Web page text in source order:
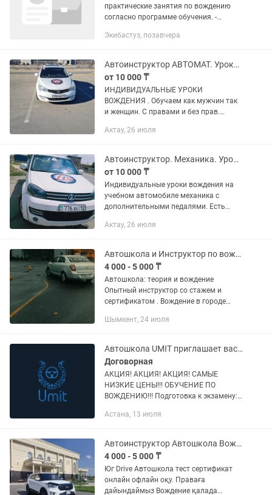
практические занятия по вождению
согласно программе обучения. -
дорожного движения и безопасное
действия...
Экибастуз, позавчера
Автоинструктор АВТОМАТ. Уроки вождения
от 10 000 ₸
ИНДИВИДУАЛЬНЫЕ УРОКИ
ВОЖДЕНИЯ . Обучаем как мужчин так
и женщин. С правами и без прав.
экзамена в АвтоЦоне. Обучение всем
Актау, 26 июля
Автоинструктор. Механика. Уроки вождения
от 10 000 ₸
Индивидуальные уроки вождения на
учебном автомобиле механика с
дополнительными педалями. Есть
автомате Профессиональные
15 лет....
Актау, 26 июля
Автошкола и Инструктор по вождению автомобиля
4 000 - 5 000 ₸
Автошкола: теория и вождение
Опытный инструктор со стажем и
сертификатом . Вождение в городе
экзамену по вождению
после долгого...
Шымкент, 24 июля
Автошкола UMIT приглашает вас на обучение по теории и на вождение!
Договорная
АКЦИЯ! АКЦИЯ! АКЦИЯ! САМЫЕ
НИЗКИЕ ЦЕНЫ!!! ОБУЧЕНИЕ ПО
ВОЖДЕНИЮ!!! Подготовка к экзамену:
Сертифицированный автоинструктор с
авторской...
Астана, 13 июля
Автоинструктор Автошкола Вождение
4 000 - 5 000 ₸
Юг Drive Автошкола тест сертификат
онлайн офлайн оқу. Праваға
дайындаймыз Вождение қалада